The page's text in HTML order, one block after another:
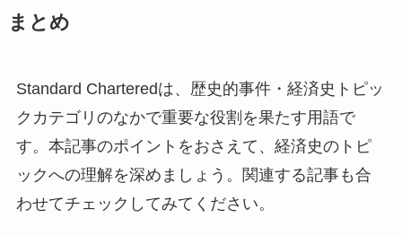
まとめ
Standard Charteredは、歴史的事件・経済史トピッ
クカテゴリのなかで重要な役割を果たす用語で
す。本記事のポイントをおさえて、経済史のトピ
ックへの理解を深めましょう。関連する記事も合
わせてチェックしてみてください。